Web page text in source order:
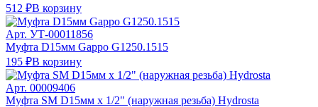
512 ₽В корзину
Арт. УТ-00011856
Муфта D15мм Gappo G1250.1515
195 ₽В корзину
Арт. 00009406
Муфта SМ D15мм х 1/2" (наружная резьба) Hydrosta